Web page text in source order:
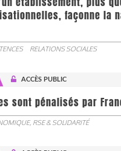
façonne la
RELATIONS SOCIALES
ACCÈS PUBLIC
sont pénalisés par
RSE & SOLIDARITÉ